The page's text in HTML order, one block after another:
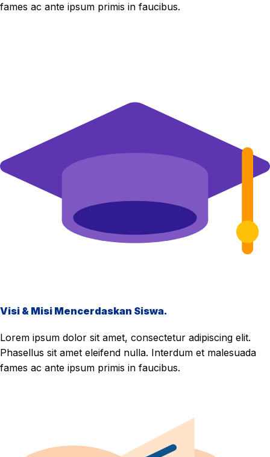
fames ac ante ipsum primis in faucibus.
Visi & Misi Mencerdaskan Siswa.
Lorem ipsum dolor sit amet, consectetur adipiscing elit.
Phasellus sit amet eleifend nulla. Interdum et malesuada
fames ac ante ipsum primis in faucibus.